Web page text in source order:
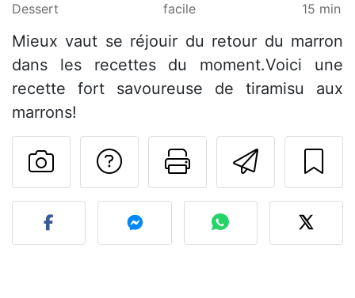
Dessert facile 15 min
Mieux vaut se réjouir du retour du marron
dans les recettes du moment.Voici une
recette fort savoureuse de tiramisu aux
marrons!
Imprimer
Poser une
Publier votre photo de